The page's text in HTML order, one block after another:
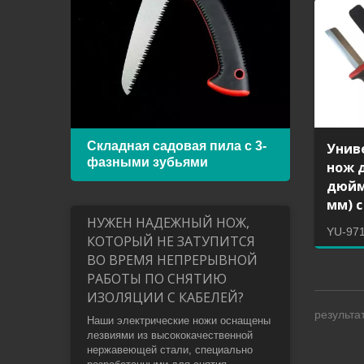
Складная садовая пила с 3-
фазными зубьями
Рама
НУЖЕН НАДЕЖНЫЙ НОЖ,
КОТОРЫЙ НЕ ЗАТУПИТСЯ
ВО ВРЕМЯ НЕПРЕРЫВНОЙ
РАБОТЫ ПО СНЯТИЮ
ИЗОЛЯЦИИ С КАБЕЛЕЙ?
Наши электрические ножи оснащены
лезвиями из высококачественной
нержавеющей стали, специально
нож
мм)
YU-